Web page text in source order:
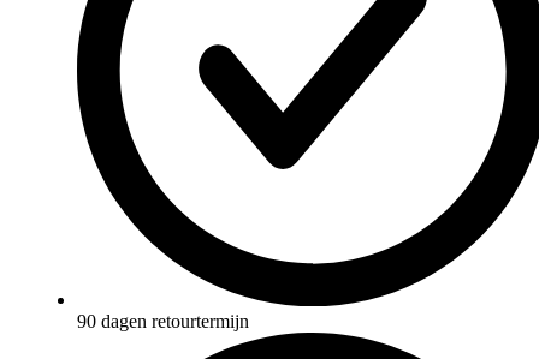
90 dagen retourtermijn